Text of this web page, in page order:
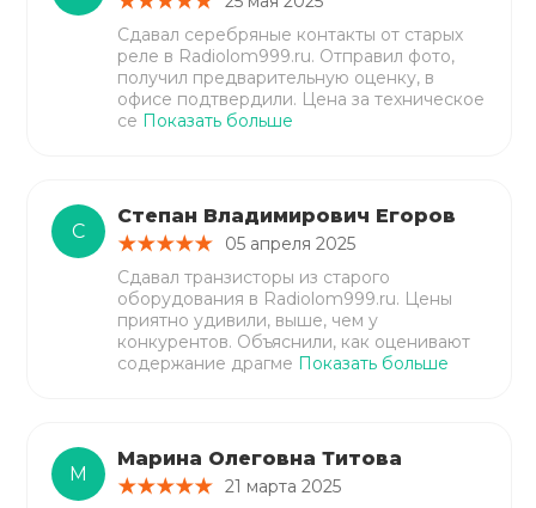
Сдавал серебряные контакты от старых
реле в Radiolom999.ru. Отправил фото,
получил предварительную оценку, в
офисе подтвердили. Цена за техническое
се Показать больше
С
Степан Владимирович Егоров
05 апреля 2025
Сдавал транзисторы из старого
оборудования в Radiolom999.ru. Цены
приятно удивили, выше, чем у
конкурентов. Объяснили, как оценивают
содержание драгме Показать больше
М
Марина Олеговна Титова
21 марта 2025